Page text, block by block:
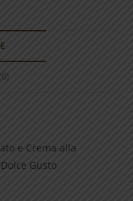
e Crema alla
Gusto